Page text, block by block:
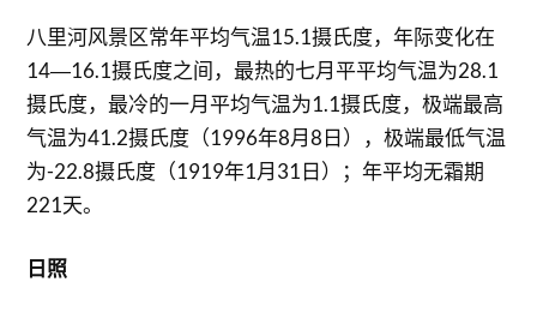
八里河风景区常年平均气温15.1摄氏度，年际变化在
14―16.1摄氏度之间，最热的七月平平均气温为28.1
摄氏度，最冷的一月平均气温为1.1摄氏度，极端最高
气温为41.2摄氏度（1996年8月8日），极端最低气温
为-22.8摄氏度（1919年1月31日）；年平均无霜期
221天。
日照